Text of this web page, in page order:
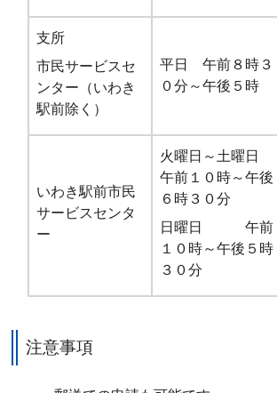
支所
市民サービスセ
ンター（いわき
駅前除く）
平日 午前８時３
０分～午後５時
いわき駅前市民
サービスセンタ
ー
火曜日～土曜日
午前１０時～午後
６時３０分
日曜日 午前
１０時～午後５時
３０分
注意事項